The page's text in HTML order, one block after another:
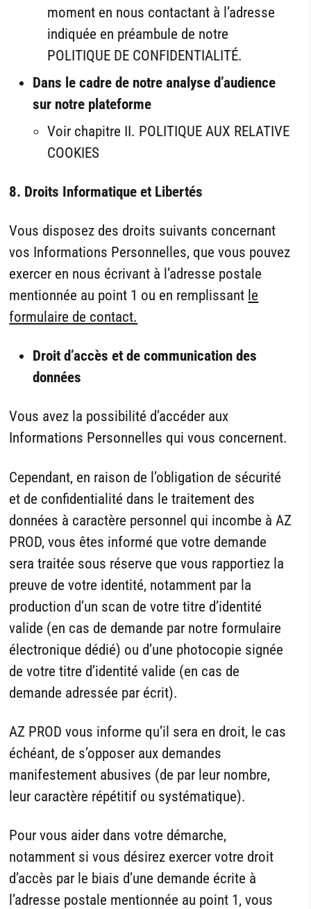
moment en nous contactant à l’adresse
indiquée en préambule de notre
POLITIQUE DE CONFIDENTIALITÉ.
Dans le cadre de notre analyse d’audience
sur notre plateforme
Voir chapitre II. POLITIQUE AUX RELATIVE
COOKIES
8. Droits Informatique et Libertés
Vous disposez des droits suivants concernant
vos Informations Personnelles, que vous pouvez
exercer en nous écrivant à l’adresse postale
mentionnée au point 1 ou en remplissant le
formulaire de contact.
Droit d’accès et de communication des
données
Vous avez la possibilité d’accéder aux
Informations Personnelles qui vous concernent.
Cependant, en raison de l’obligation de sécurité
et de confidentialité dans le traitement des
données à caractère personnel qui incombe à AZ
PROD, vous êtes informé que votre demande
sera traitée sous réserve que vous rapportiez la
preuve de votre identité, notamment par la
production d’un scan de votre titre d’identité
valide (en cas de demande par notre formulaire
électronique dédié) ou d’une photocopie signée
de votre titre d’identité valide (en cas de
demande adressée par écrit).
AZ PROD vous informe qu’il sera en droit, le cas
échéant, de s’opposer aux demandes
manifestement abusives (de par leur nombre,
leur caractère répétitif ou systématique).
Pour vous aider dans votre démarche,
notamment si vous désirez exercer votre droit
d’accès par le biais d’une demande écrite à
l’adresse postale mentionnée au point 1, vous